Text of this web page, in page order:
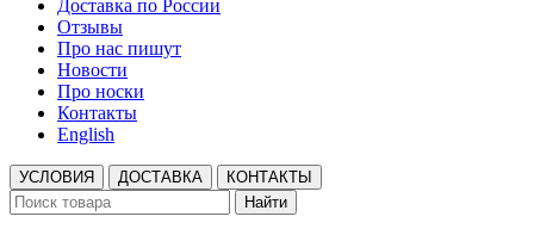
Доставка по России
Отзывы
Про нас пишут
Новости
Про носки
Контакты
English
УСЛОВИЯ ДОСТАВКА
КОНТАКТЫ
Найти